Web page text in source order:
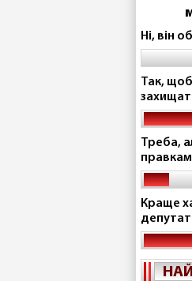
Ні, він
Так,
Треба,
Краще